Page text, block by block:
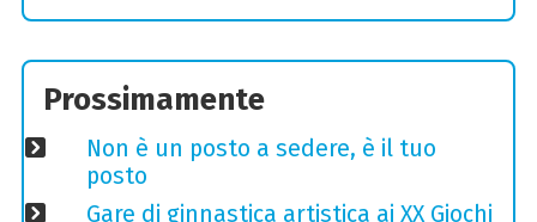
Prossimamente
Non è un posto a sedere, è il tuo
posto
Gare di ginnastica artistica ai XX Giochi